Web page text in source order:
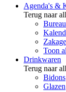
Agenda's &
Terug naar
Toon
Drinkwaren
Terug naar
Bidons
Glazen